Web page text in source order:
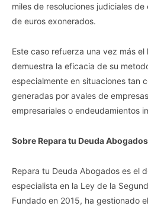
miles de resoluciones judiciales
de euros exonerados.
Este caso refuerza una vez más
demuestra la eficacia de su
especialmente en situaciones tan
generadas por avales de
empresariales o endeudamientos
Sobre Repara tu Deuda Abogados
Repara tu Deuda Abogados es el
especialista en la Ley de la
Fundado en 2015, ha gestionado